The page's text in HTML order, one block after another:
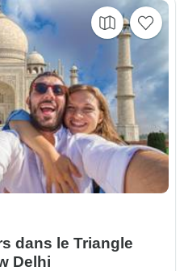
dans le Triangle
Delhi